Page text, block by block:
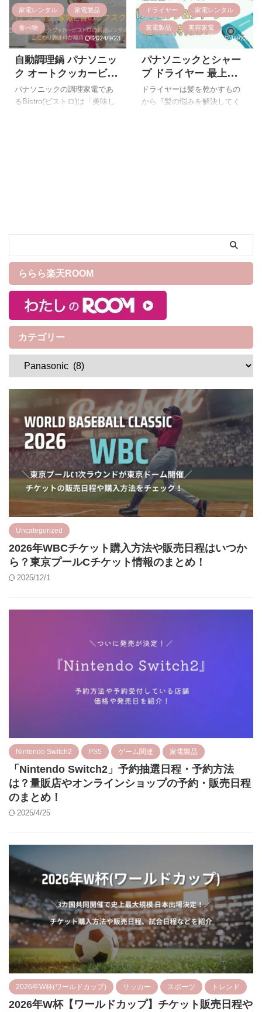
ば実際使用することができる
ので「購入したけれどイメー
ジと違って使わなくな ...
foodable”です。 パナソニック
「foodable」は家電の新品レン
タルと食材や ...
ありませんか？ そんな最上位
モデルの炊飯器を試してみた
い方におすすめなのがパナソ
ニック「foodable」の炊飯器レ
ンタルと銘柄米が届くサブス
ク型の家電と食のサービスで
み)で「可変圧力IHジャー炊飯
器 ビストロ SR-V10BA」の新
いる方は多いのではないでし
ょうか？ そのような方ににお
すすめしたいのが、パナソニ
ックがお届けする家電と食の
サブスク「foodable」です。
パナソニックの新品全自動コ
ーヒー豆を毎月4品届けてもら
える、家電レンタルのサブス
家電レンタル 家電製品
食べ物
2024/9/23
自動調理鍋 パナソニッ
ク オートクッカービス
トロのサブスク
「foodable」時短調理
パナソニックの調理家電であ
るBistro(ビストロ)は「美味し
ストロから自動調理鍋が発売
なんとサブスクとして新品レ
ンタルをすることができま
す。 今回はパナソニックの家
電と食のサブスク『foodable』
を紹介していきま ...
ドライヤー 家電レンタル
家電製品
美容家電
2024/9/23
パナソニックとシャー
プ ドライヤー 最上位モ
デルのドライヤー 違い
や性能を比較表で徹底
ドライヤーは髪を乾かすもの
から『髪の悩みを解決してく
います！ ＼購入するか迷った
らメーカー公認の家電レンタ
ルサービスがおすすめ／ メー
airCloset Mall(エアクロモール)
パナソニックとシャープのド
ライヤー違いや ...
ららら楽天ROOM
カテゴリー
Uncategorized
2026年WBCチケット購入方法や販売日程はいつか
ら？東京プールCチケット情報のまとめ！
2025/12/1
Nintendo Switch2 PS5 ゲーム関連 家電製品
「Nintendo Switch2」予約抽選日程・予約方法
は？量販店やオンラインショップの予約・販売日程
のまとめ！
2025/4/25
2026年W杯(ワールドカップ) サッカー スポーツ トレンド
2026年W杯【ワールドカップ】チケット販売日程や